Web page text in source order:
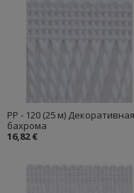
PP - 120 (25 м) Декоративная
бахрома
16,82 €